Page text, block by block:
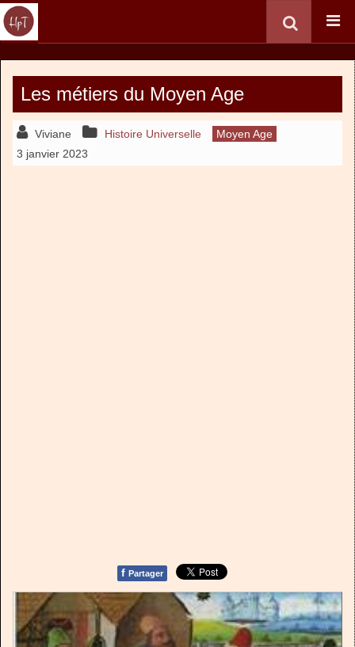
Les métiers du Moyen Age
Viviane Histoire Universelle
Moyen Age
3 janvier 2023
f Partager